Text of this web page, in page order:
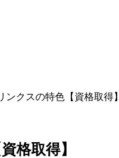
ンクスの特色【資格取得】
格取得】